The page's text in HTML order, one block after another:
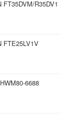
R35DV1
FTE25LV1V
6688